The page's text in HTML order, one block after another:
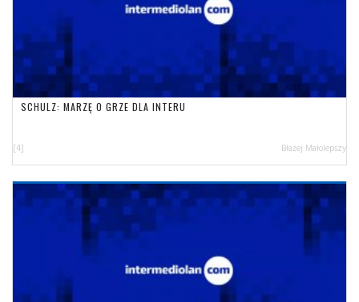
SCHULZ: MARZĘ O GRZE DLA INTERU
[4] Błażej Małolepszy